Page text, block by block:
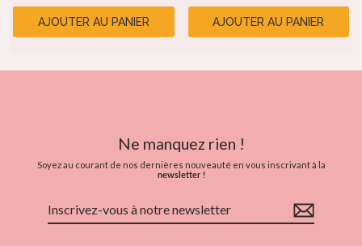
AJOUTER AU PANIER AJOUTER AU PANIER
Ne manquez rien !
Soyez au courant de nos dernières nouveauté en vous inscrivant à la
newsletter !